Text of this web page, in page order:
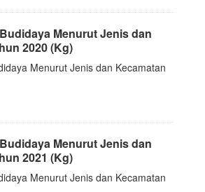
Menurut Jenis dan
2020 (Kg)
Menurut Jenis dan Kecamatan
Menurut Jenis dan
2021 (Kg)
Menurut Jenis dan Kecamatan